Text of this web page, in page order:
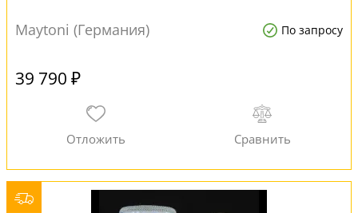
Maytoni (Германия) По запросу
39 790 ₽